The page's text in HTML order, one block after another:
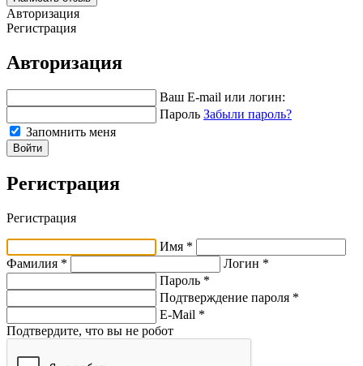
Авторизация
Регистрация
Авторизация
Ваш E-mail или логин:
Пароль Забыли пароль?
Запомнить меня
Войти
Регистрация
Регистрация
Имя *
Фамилия *
Логин *
Пароль *
Подтверждение пароля *
E-Mail *
Подтвердите, что вы не робот